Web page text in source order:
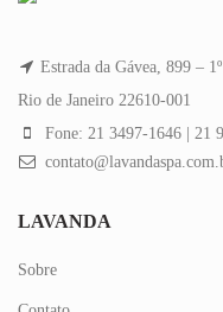
Estrada da Gávea, 899 –
Rio de Janeiro 22610-001
Fone: 21 3497-1646 | 21
LAVANDA
Sobre